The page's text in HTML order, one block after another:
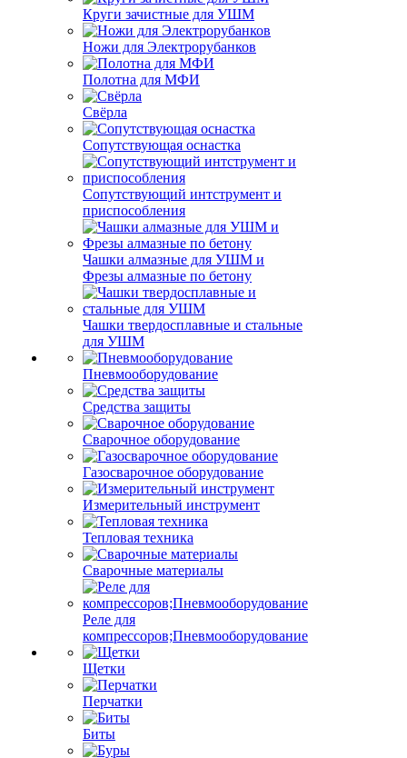
Круги зачистные для УШМ
Ножи для Электрорубанков
Полотна для МФИ
Свёрла
Сопутствующая оснастка
Сопутствующий интструмент и
приспособления
Чашки алмазные для УШМ и
Фрезы алмазные по бетону
Чашки твердосплавные и стальные
для УШМ
Пневмооборудование
Средства защиты
Сварочное оборудование
Газосварочное оборудование
Измерительный инструмент
Тепловая техника
Сварочные материалы
Реле для
компрессоров;Пневмооборудование
Щетки
Перчатки
Биты